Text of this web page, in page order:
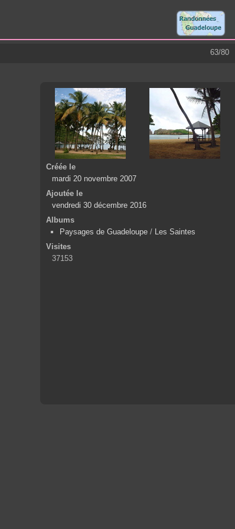
63/80
Créée le
mardi 20 novembre 2007
Ajoutée le
vendredi 30 décembre 2016
Albums
Paysages de Guadeloupe / Les Saintes
Visites
37153